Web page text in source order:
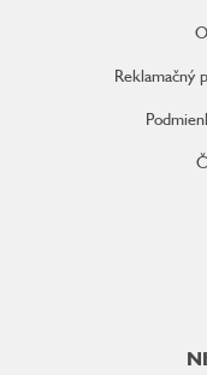
Reklamačný